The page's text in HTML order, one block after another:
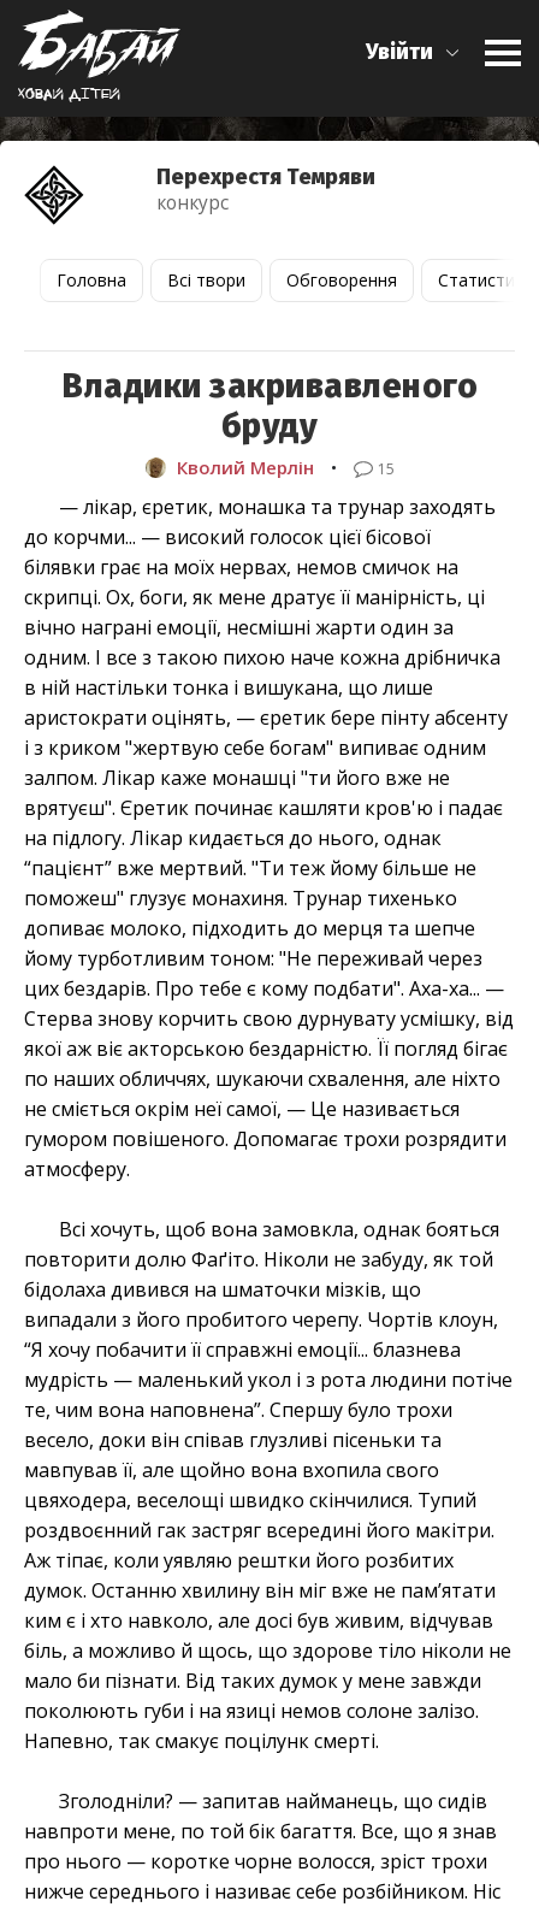
Ховай дiтей
Увійти
Перехрестя Темряви
конкурс
Головна Всі твори Обговорення Статистика
Владики закривавленого
бруду
Кволий Мерлін • 15
—лікар, єретик, монашка та трунар заходять
до корчми... — високий голосок цієї бісової
білявки грає на моїх нервах, немов смичок на
скрипці. Ох, боги, як мене дратує її манірність, ці
вічно награні емоції, несмішні жарти один за
одним. І все з такою пихою наче кожна дрібничка
в ній настільки тонка і вишукана, що лише
аристократи оцінять, — єретик бере пінту абсенту
і з криком "жертвую себе богам" випиває одним
залпом. Лікар каже монашці "ти його вже не
врятуєш". Єретик починає кашляти кров'ю і падає
на підлогу. Лікар кидається до нього, однак
“пацієнт” вже мертвий. "Ти теж йому більше не
поможеш" глузує монахиня. Трунар тихенько
допиває молоко, підходить до мерця та шепче
йому турботливим тоном: "Не переживай через
цих бездарів. Про тебе є кому подбати". Аха-ха... —
Стерва знову корчить свою дурнувату усмішку, від
якої аж віє акторською бездарністю. Її погляд бігає
по наших обличчях, шукаючи схвалення, але ніхто
не сміється окрім неї самої, — Це називається
гумором повішеного. Допомагає трохи розрядити
атмосферу.
Всі хочуть, щоб вона замовкла, однак бояться
повторити долю Фаґіто. Ніколи не забуду, як той
бідолаха дивився на шматочки мізків, що
випадали з його пробитого черепу. Чортів клоун,
“Я хочу побачити її справжні емоції... блазнева
мудрість — маленький укол і з рота людини потіче
те, чим вона наповнена”. Спершу було трохи
весело, доки він співав глузливі пісеньки та
мавпував її, але щойно вона вхопила свого
цвяходера, веселощі швидко скінчилися. Тупий
роздвоєнний гак застряг всередині його макітри.
Аж тіпає, коли уявляю рештки його розбитих
думок. Останню хвилину він міг вже не пам’ятати
ким є і хто навколо, але досі був живим, відчував
біль, а можливо й щось, що здорове тіло ніколи не
мало би пізнати. Від таких думок у мене завжди
поколюють губи і на язиці немов солоне залізо.
Напевно, так смакує поцілунк смерті.
Зголодніли? — запитав найманець, що сидів
навпроти мене, по той бік багаття. Все, що я знав
про нього — коротке чорне волосся, зріст трохи
нижче середнього і називає себе розбійником. Ніс